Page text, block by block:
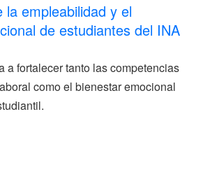
la empleabilidad y el
de estudiantes del INA
a fortalecer tanto las competencias
como el bienestar emocional